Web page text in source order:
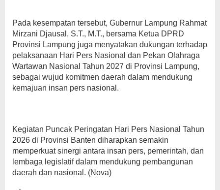
Pada kesempatan tersebut, Gubernur Lampung Rahmat
Mirzani Djausal, S.T., M.T., bersama Ketua DPRD
Provinsi Lampung juga menyatakan dukungan terhadap
pelaksanaan Hari Pers Nasional dan Pekan Olahraga
Wartawan Nasional Tahun 2027 di Provinsi Lampung,
sebagai wujud komitmen daerah dalam mendukung
kemajuan insan pers nasional.
Kegiatan Puncak Peringatan Hari Pers Nasional Tahun
2026 di Provinsi Banten diharapkan semakin
memperkuat sinergi antara insan pers, pemerintah, dan
lembaga legislatif dalam mendukung pembangunan
daerah dan nasional. (Nova)